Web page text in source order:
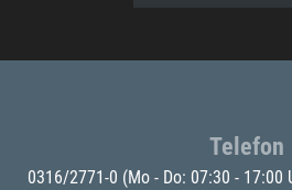
Telefon
0316/2771-0 (Mo - Do: 07:30 - 17:00